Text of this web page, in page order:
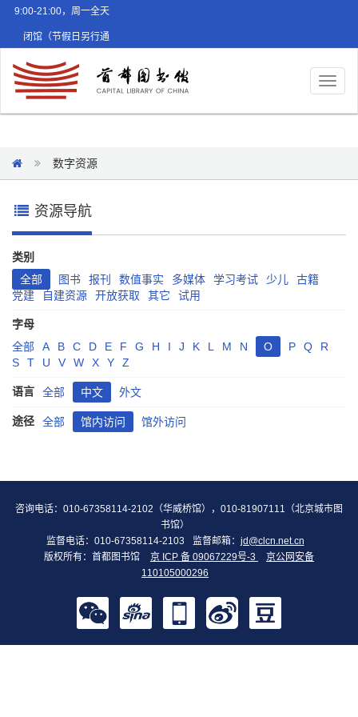
9:00-21:00，周一全天
闭馆（节假日另行通
数字资源
资源导航
类别
全部
图书 报刊 数值事实 多媒体 学习考试 少儿
古籍
党建
自建资源 开放获取 其它 试用
字母
全部
A B C D E F G H I J K L M N O P Q
R
S
T U V W X Y Z
语言 全部 中文 外文
途径 全部 馆内访问 馆外访问
咨询电话：010-67358114-2102（华威桥馆），010-81907111（北京城市图
书馆）
监督电话：010-67358114-2103
监督邮箱： jd@clcn.net.cn
版权所有：首都图书馆
京 ICP 备 09067229号-3
京公网安备
110105000296